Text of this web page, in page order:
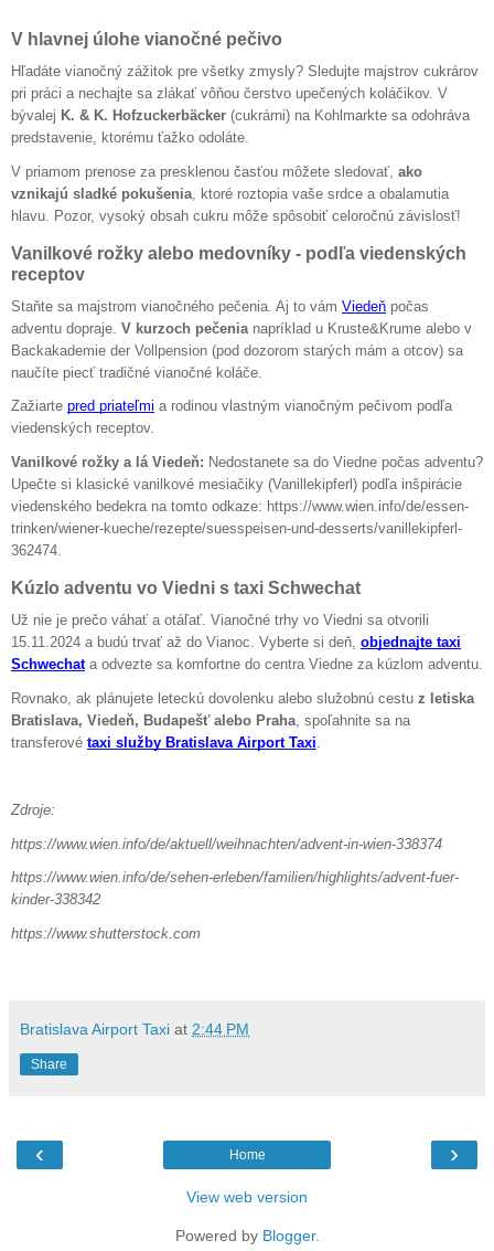
V hlavnej úlohe vianočné pečivo
Hľadáte vianočný zážitok pre všetky zmysly? Sledujte majstrov cukrárov
pri práci a nechajte sa zlákať vôňou čerstvo upečených koláčikov. V
bývalej K. & K. Hofzuckerbäcker (cukrárni) na Kohlmarkte sa odohráva
predstavenie, ktorému ťažko odoláte.
V priamom prenose za presklenou časťou môžete sledovať, ako
vznikajú sladké pokušenia , ktoré roztopia vaše srdce a obalamutia
hlavu. Pozor, vysoký obsah cukru môže spôsobiť celoročnú závislosť!
Vanilkové rožky alebo medovníky - podľa viedenských
receptov
Staňte sa majstrom vianočného pečenia. Aj to vám Viedeň počas
adventu dopraje. V kurzoch pečenia napríklad u Kruste&Krume alebo v
Backakademie der Vollpension (pod dozorom starých mám a otcov) sa
naučíte piecť tradičné vianočné koláče.
Zažiarte pred priateľmi a rodinou vlastným vianočným pečivom podľa
viedenských receptov.
Vanilkové rožky a lá Viedeň: Nedostanete sa do Viedne počas adventu?
Upečte si klasické vanilkové mesiačiky (Vanillekipferl) podľa inšpirácie
viedenského bedekra na tomto odkaze: https://www.wien.info/de/essen-
trinken/wiener-kueche/rezepte/suesspeisen-und-desserts/vanillekipferl-
362474.
Kúzlo adventu vo Viedni s taxi Schwechat
Už nie je prečo váhať a otáľať. Vianočné trhy vo Viedni sa otvorili
15.11.2024 a budú trvať až do Vianoc. Vyberte si deň, objednajte taxi
Schwechata odvezte sa komfortne do centra Viedne za kúzlom adventu.
Rovnako, ak plánujete leteckú dovolenku alebo služobnú cestu z letiska
Bratislava, Viedeň, Budapešť alebo Praha , spoľahnite sa na
transferové taxi služby Bratislava Airport Taxi
Zdroje:
https://www.wien.info/de/aktuell/weihnachten/advent-in-wien-338374
https://www.wien.info/de/sehen-erleben/familien/highlights/advent-fuer-
kinder-338342
https://www.shutterstock.com
Bratislava Airport Taxi at 2:44 PM
Share
‹ ›
Home
View web version
Powered by Blogger.